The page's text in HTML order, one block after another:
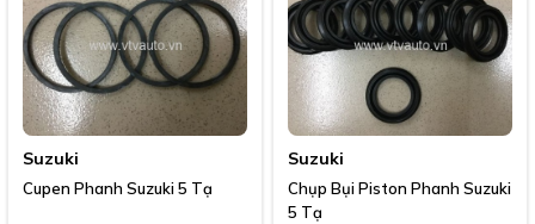
Suzuki
Cupen Phanh Suzuki 5 Tạ
Suzuki
Chụp Bụi Piston Phanh Suzuki
5 Tạ